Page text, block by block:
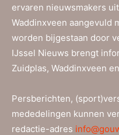
ervaren nieuwsmakers
Waddinxveen aangevuld
worden bijgestaan door
IJssel Nieuws brengt
Zuidplas, Waddinxveen
Persberichten,
mededelingen kunnen
redactie-adres